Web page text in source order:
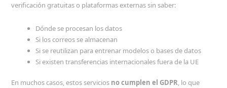
verificación gratuitas o plataformas externas sin saber:
Dónde se procesan los datos
Si los correos se almacenan
Si se reutilizan para entrenar modelos o bases de datos
Si existen transferencias internacionales fuera de la UE
En muchos casos, estos servicios no cumplen el GDPR, lo que